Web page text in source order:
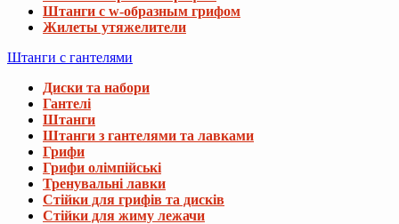
Штанги с w-образным грифом
Жилеты утяжелители
Штанги с гантелями
Диски та набори
Гантелі
Штанги
Штанги з гантелями та лавками
Грифи
Грифи олімпійські
Тренувальні лавки
Стійки для грифів та дисків
Стійки для жиму лежачи